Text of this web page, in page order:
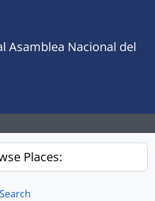
Asamblea Nacional del
Places:
Search